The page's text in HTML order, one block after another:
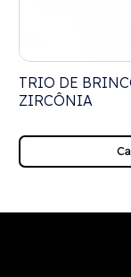
TRIO DE
ZIRCÔNIA